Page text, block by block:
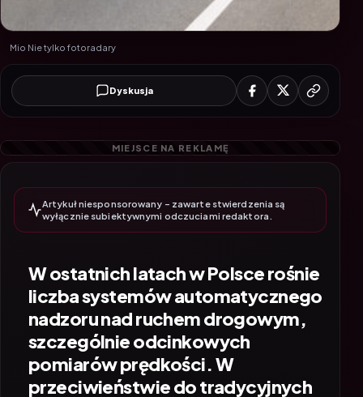
Mio Nie tylko fotoradary
Dyskusja
Artykuł niesponsorowany – zawarte stwierdzenia są
wyłącznie subiektywnymi odczuciami redaktora.
liczba systemów automatycznego
nadzoru nad ruchem drogowym,
szczególnie odcinkowych
pomiarów prędkości. W
przeciwieństwie do tradycyjnych